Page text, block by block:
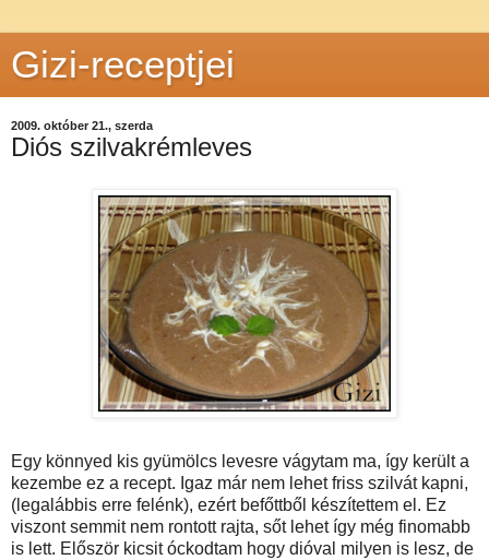
Gizi-receptjei
2009. október 21., szerda
Diós szilvakrémleves
Egy könnyed kis gyümölcs levesre vágytam ma, így került a
kezembe ez a recept. Igaz már nem lehet friss szilvát kapni,
(legalábbis erre felénk), ezért befőttből készítettem el. Ez
viszont semmit nem rontott rajta, sőt lehet így még finomabb
is lett. Először kicsit óckodtam hogy dióval milyen is lesz, de